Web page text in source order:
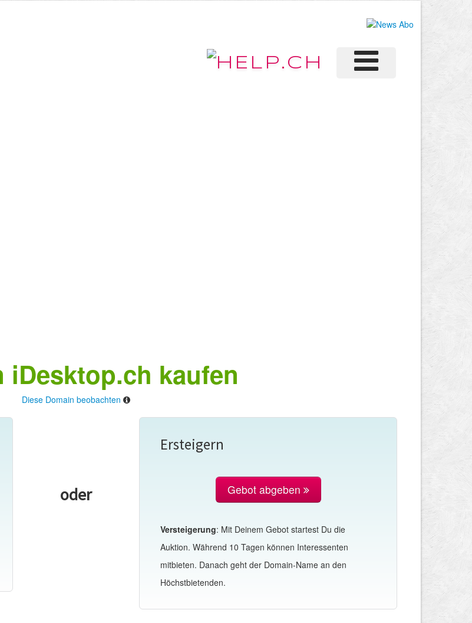
iDesktop.ch kaufen
Diese Domain beobachten
oder
Ersteigern
Gebot abgeben
Versteigerung: Mit Deinem Gebot startest Du die
Auktion. Während 10 Tagen können Interessenten
mitbieten. Danach geht der Domain-Name an den
Höchstbietenden.